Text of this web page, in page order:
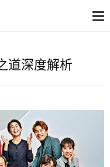
道深度解析